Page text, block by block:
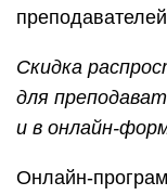
Скидка
для
и в онлайн-
Онлайн-